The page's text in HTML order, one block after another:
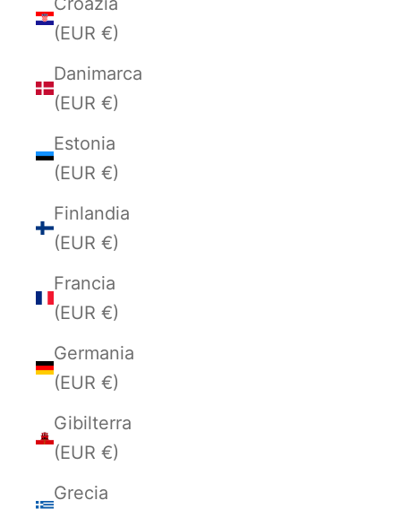
(EUR €)
Danimarca
(EUR €)
Estonia
(EUR €)
Finlandia
(EUR €)
Francia
(EUR €)
Germania
(EUR €)
Gibilterra
(EUR €)
Grecia